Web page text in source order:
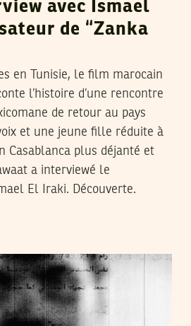
avec Ismael
de “Zanka
en Tunisie, le film marocain
l’histoire d’une rencontre
de retour au pays
et une jeune fille réduite à
Casablanca plus déjanté et
a interviewé le
El Iraki. Découverte.